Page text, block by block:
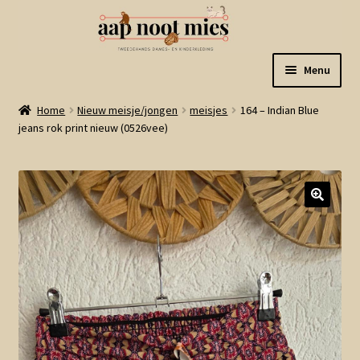
naar
navigatie
de
inhoud
Menu
Welkom
Winkel
Mijn account
Winkelmand
Linkjes
Home Nieuw meisje/jongen meisjes
164 – Indian Blue
jeans rok print nieuw (0526vee)